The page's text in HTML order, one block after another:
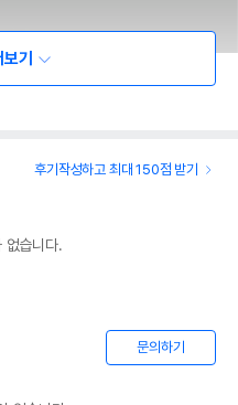
기
후기작성하고 최대 150점 받기
없습니다.
문의하기